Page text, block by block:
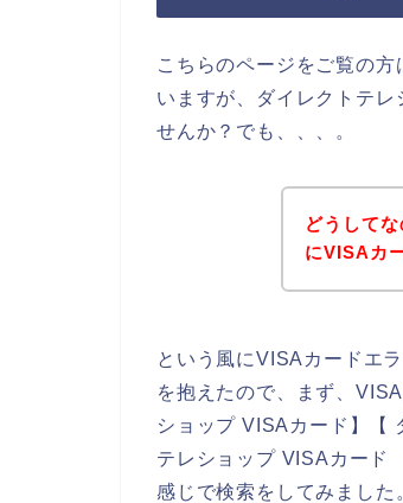
こちらのページをご覧の
いますが、ダイレクトテ
せんか？でも、、、。
どうして
にVISAカ
という風にVISAカードエ
を抱えたので、まず、
ショップ VISAカード】【
テレショップ VISAカー
感じで検索をしてみました